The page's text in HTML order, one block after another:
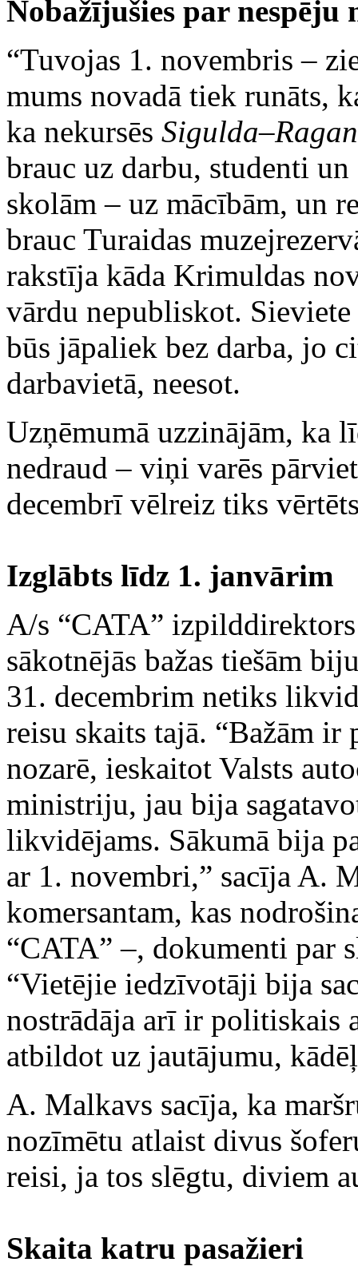
Nobažījušies par
“Tuvojas 1. novembris –
mums novadā tiek runāts,
ka nekursēs
brauc uz darbu, studenti
skolām – uz mācībām, un
brauc Turaidas
rakstīja kāda Krimuldas
vārdu nepubliskot.
būs jāpaliek bez darba, jo
darbavietā, neesot.
Uzņēmumā uzzinājām, ka
nedraud – viņi varēs
decembrī vēlreiz tiks
Izglābts līdz 1. janvārim
A/s “CATA”
sākotnējās bažas tiešām
31. decembrim netiks
reisu skaits tajā. “Bažām ir
nozarē, ieskaitot Valsts
ministriju, jau bija
likvidējams. Sākumā bija
ar 1. novembri,” sacīja A.
komersantam, kas
“CATA” –, dokumenti par
“Vietējie iedzīvotāji bija
nostrādāja arī ir politiskais
atbildot uz jautājumu,
A. Malkavs sacīja, ka
nozīmētu atlaist divus
reisi, ja tos slēgtu, diviem
Skaita katru pasažieri